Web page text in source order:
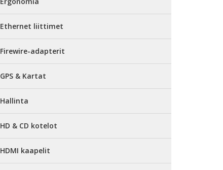
Ethernet liittimet
Firewire-adapterit
GPS & Kartat
Hallinta
HD & CD kotelot
HDMI kaapelit